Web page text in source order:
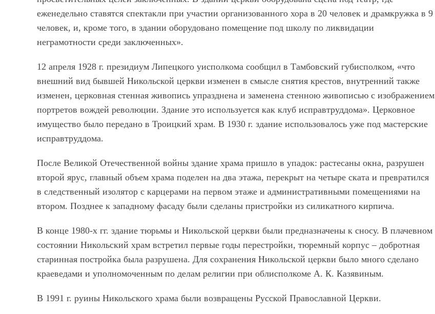
еженедельно ставятся спектакли при участии организованного хора в 20 человек и драмкружка в 9
человек, и, кроме того, в здании оборудовано помещение под школу по ликвидации
неграмотности среди заключенных».
12 апреля 1928 г. президиум Липецкого уисполкома сообщил в Тамбовский губисполком, «что
внешний вид бывшей Никольской церкви изменен в смысле снятия крестов, внутренний также
изменен, церковная стенная живопись упразднена и заменена стенною живописью с изображением
портретов вождей революции. Здание это используется как клуб исправтруддома». Церковное
имущество было передано в Троицкий храм. В 1930 г. здание использовалось уже под мастерские
исправтруддома.
После Великой Отечественной войны здание храма пришло в упадок: растесаны окна, разрушен
второй ярус, главный объем храма поделен на два этажа, перекрыт на четыре ската и превратился
в следственный изолятор с карцерами на первом этаже и административными помещениями на
втором. Позднее к западному фасаду были сделаны пристройки из силикатного кирпича.
В конце 1980-х гг. здание тюрьмы и Никольской церкви были предназначены к сносу. В плачевном
состоянии Никольский храм встретил первые годы перестройки, тюремный корпус – добротная
старинная постройка была разрушена. Для сохранения Никольской церкви было много сделано
краеведами и уполномоченным по делам религии при облисполкоме А. К. Казявиным.
В 1991 г. руины Никольского храма были возвращены Русской Православной Церкви.